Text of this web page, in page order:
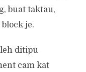
buat taktau,
je.
ditipu
cam kat